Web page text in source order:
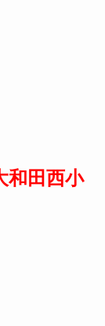
和田西小